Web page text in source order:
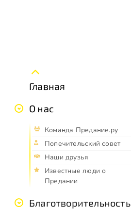
Главная
О нас
Команда Предание.ру
Попечительский совет
Наши друзья
Известные люди о
Предании
Благотворительность